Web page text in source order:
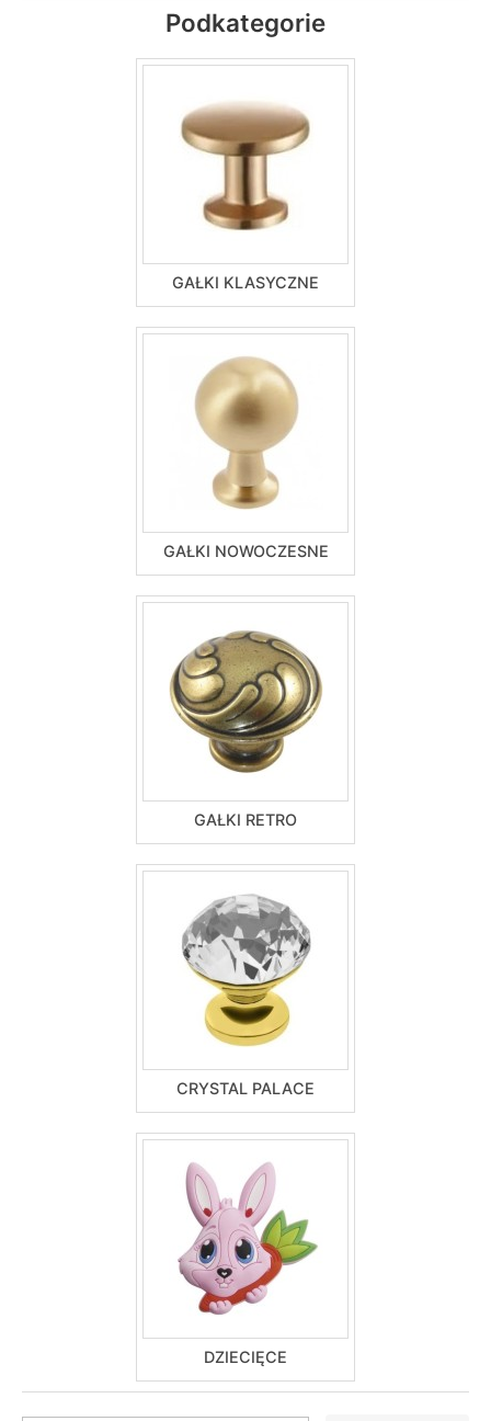
Podkategorie
GAŁKI KLASYCZNE
GAŁKI NOWOCZESNE
GAŁKI RETRO
CRYSTAL PALACE
DZIECIĘCE